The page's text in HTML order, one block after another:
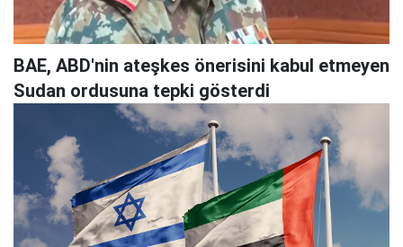
BAE, ABD'nin ateşkes önerisini kabul etmeyen
Sudan ordusuna tepki gösterdi